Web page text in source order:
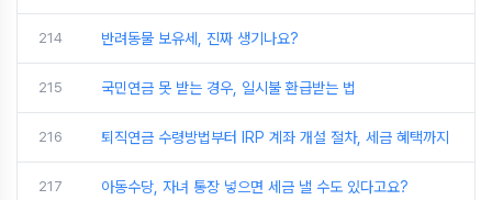
214 반려동물 보유세, 진짜 생기나요?
215 국민연금 못 받는 경우, 일시불 환급받는 법
216 퇴직연금 수령방법부터 IRP 계좌 개설 절차, 세금 혜택까지
217 아동수당, 자녀 통장 넣으면 세금 낼 수도 있다고요?